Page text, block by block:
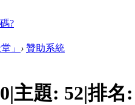
?
」 › 贊助系統
0|主題: 52|排名: